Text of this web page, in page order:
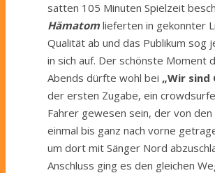
satten 105 Minuten Spielzeit
Hämatom lieferten in gekonnter
Qualität ab und das Publikum sog
in sich auf. Der schönste Moment
Abends dürfte wohl bei „Wir sind
der ersten Zugabe, ein
Fahrer gewesen sein, der von den
einmal bis ganz nach vorne
um dort mit Sänger Nord
Anschluss ging es den gleichen